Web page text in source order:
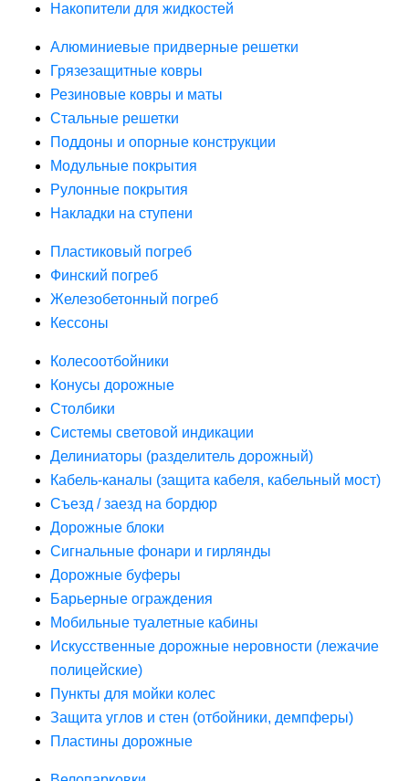
Накопители для жидкостей
Алюминиевые придверные решетки
Грязезащитные ковры
Резиновые ковры и маты
Стальные решетки
Поддоны и опорные конструкции
Модульные покрытия
Рулонные покрытия
Накладки на ступени
Пластиковый погреб
Финский погреб
Железобетонный погреб
Кессоны
Колесоотбойники
Конусы дорожные
Столбики
Системы световой индикации
Делиниаторы (разделитель дорожный)
Кабель-каналы (защита кабеля, кабельный мост)
Съезд / заезд на бордюр
Дорожные блоки
Сигнальные фонари и гирлянды
Дорожные буферы
Барьерные ограждения
Мобильные туалетные кабины
Искусственные дорожные неровности (лежачие
полицейские)
Пункты для мойки колес
Защита углов и стен (отбойники, демпферы)
Пластины дорожные